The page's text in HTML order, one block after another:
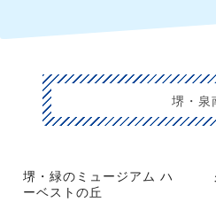
堺・泉
堺・緑のミュージアム ハ
ーベストの丘